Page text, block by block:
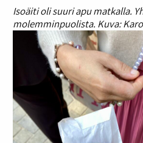
Isoäiti oli suuri apu matkalla.
molemminpuolista. Kuva: